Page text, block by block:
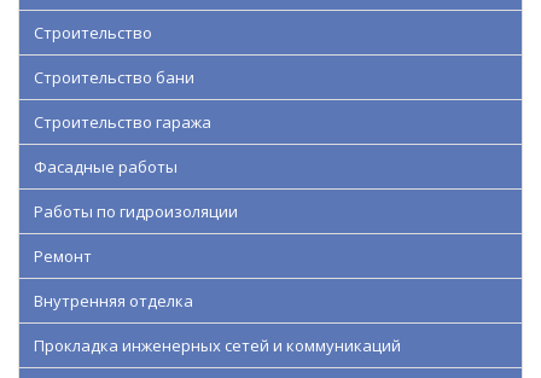
Строительство
Строительство бани
Строительство гаража
Фасадные работы
Работы по гидроизоляции
Ремонт
Внутренняя отделка
Прокладка инженерных сетей и коммуникаций